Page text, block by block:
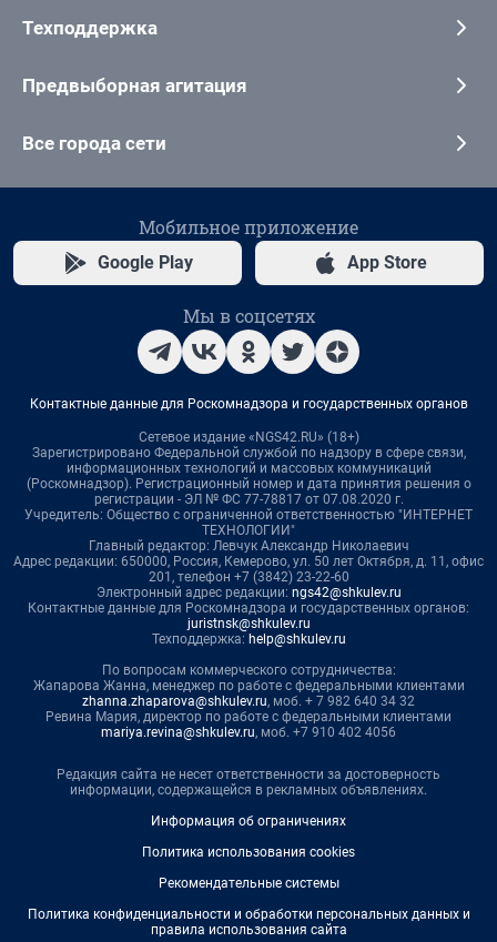
Техподдержка
Предвыборная агитация
Все города сети
Мобильное приложение
Google Play App Store
Мы в соцсетях
Контактные данные для Роскомнадзора и государственных органов
Сетевое издание «NGS42.RU» (18+)
Зарегистрировано Федеральной службой по надзору в сфере связи,
информационных технологий и массовых коммуникаций
(Роскомнадзор). Регистрационный номер и дата принятия решения о
регистрации - ЭЛ № ФС 77-78817 от 07.08.2020 г.
Учредитель: Общество с ограниченной ответственностью "ИНТЕРНЕТ
ТЕХНОЛОГИИ"
Главный редактор: Левчук Александр Николаевич
Адрес редакции: 650000, Россия, Кемерово, ул. 50 лет Октября, д. 11, офис
201, телефон +7 (3842) 23-22-60
Электронный адрес редакции: ngs42@shkulev.ru
Контактные данные для Роскомнадзора и государственных органов:
juristnsk@shkulev.ru
Техподдержка: help@shkulev.ru
По вопросам коммерческого сотрудничества:
Жапарова Жанна, менеджер по работе с федеральными клиентами
zhanna.zhaparova@shkulev.ru, моб. + 7 982 640 34 32
Ревина Мария, директор по работе с федеральными клиентами
mariya.revina@shkulev.ru, моб. +7 910 402 4056
Редакция сайта не несет ответственности за достоверность
информации, содержащейся в рекламных объявлениях.
Информация об ограничениях
Политика использования cookies
Рекомендательные системы
Политика конфиденциальности и обработки персональных данных и
правила использования сайта